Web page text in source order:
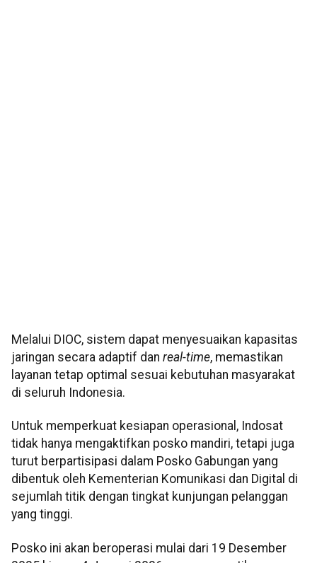
Melalui DIOC, sistem dapat menyesuaikan kapasitas
jaringan secara adaptif dan real-time, memastikan
layanan tetap optimal sesuai kebutuhan masyarakat
di seluruh Indonesia.
Untuk memperkuat kesiapan operasional, Indosat
tidak hanya mengaktifkan posko mandiri, tetapi juga
turut berpartisipasi dalam Posko Gabungan yang
dibentuk oleh Kementerian Komunikasi dan Digital di
sejumlah titik dengan tingkat kunjungan pelanggan
yang tinggi.
Posko ini akan beroperasi mulai dari 19 Desember